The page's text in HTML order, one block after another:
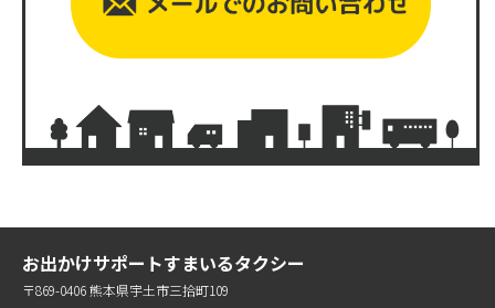
お出かけサポートすまいるタクシー
〒869-0406 熊本県宇土市三拾町109